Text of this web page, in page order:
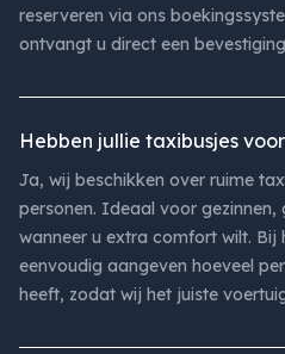
reserveren via ons
ontvangt u direct een
Hebben jullie taxibusjes
Ja, wij beschikken over ruime
personen. Ideaal voor
wanneer u extra comfort wilt. Bij
eenvoudig aangeven hoeveel
heeft, zodat wij het juiste